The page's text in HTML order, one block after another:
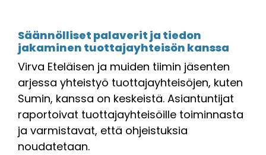
Säännölliset palaverit ja tiedon
jakaminen tuottajayhteisön kanssa
Virva Eteläisen ja muiden tiimin jäsenten
arjessa yhteistyö tuottajayhteisöjen, kuten
Sumin, kanssa on keskeistä. Asiantuntijat
raportoivat tuottajayhteisöille toiminnasta
ja varmistavat, että ohjeistuksia
noudatetaan.